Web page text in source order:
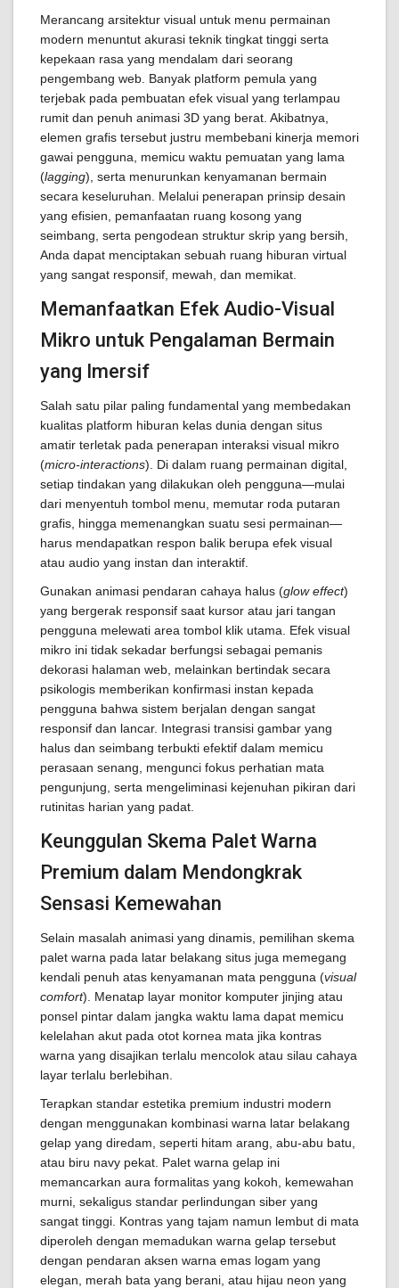
Merancang arsitektur visual untuk menu permainan
modern menuntut akurasi teknik tingkat tinggi serta
kepekaan rasa yang mendalam dari seorang
pengembang web. Banyak platform pemula yang
terjebak pada pembuatan efek visual yang terlampau
rumit dan penuh animasi 3D yang berat. Akibatnya,
elemen grafis tersebut justru membebani kinerja memori
gawai pengguna, memicu waktu pemuatan yang lama
(lagging), serta menurunkan kenyamanan bermain
secara keseluruhan. Melalui penerapan prinsip desain
yang efisien, pemanfaatan ruang kosong yang
seimbang, serta pengodean struktur skrip yang bersih,
Anda dapat menciptakan sebuah ruang hiburan virtual
yang sangat responsif, mewah, dan memikat.
Memanfaatkan Efek Audio-Visual
Mikro untuk Pengalaman Bermain
yang Imersif
Salah satu pilar paling fundamental yang membedakan
kualitas platform hiburan kelas dunia dengan situs
amatir terletak pada penerapan interaksi visual mikro
(micro-interactions). Di dalam ruang permainan digital,
setiap tindakan yang dilakukan oleh pengguna—mulai
dari menyentuh tombol menu, memutar roda putaran
grafis, hingga memenangkan suatu sesi permainan—
harus mendapatkan respon balik berupa efek visual
atau audio yang instan dan interaktif.
Gunakan animasi pendaran cahaya halus (glow effect)
yang bergerak responsif saat kursor atau jari tangan
pengguna melewati area tombol klik utama. Efek visual
mikro ini tidak sekadar berfungsi sebagai pemanis
dekorasi halaman web, melainkan bertindak secara
psikologis memberikan konfirmasi instan kepada
pengguna bahwa sistem berjalan dengan sangat
responsif dan lancar. Integrasi transisi gambar yang
halus dan seimbang terbukti efektif dalam memicu
perasaan senang, mengunci fokus perhatian mata
pengunjung, serta mengeliminasi kejenuhan pikiran dari
rutinitas harian yang padat.
Keunggulan Skema Palet Warna
Premium dalam Mendongkrak
Sensasi Kemewahan
Selain masalah animasi yang dinamis, pemilihan skema
palet warna pada latar belakang situs juga memegang
kendali penuh atas kenyamanan mata pengguna (visual
comfort). Menatap layar monitor komputer jinjing atau
ponsel pintar dalam jangka waktu lama dapat memicu
kelelahan akut pada otot kornea mata jika kontras
warna yang disajikan terlalu mencolok atau silau cahaya
layar terlalu berlebihan.
Terapkan standar estetika premium industri modern
dengan menggunakan kombinasi warna latar belakang
gelap yang diredam, seperti hitam arang, abu-abu batu,
atau biru navy pekat. Palet warna gelap ini
memancarkan aura formalitas yang kokoh, kemewahan
murni, sekaligus standar perlindungan siber yang
sangat tinggi. Kontras yang tajam namun lembut di mata
diperoleh dengan memadukan warna gelap tersebut
dengan pendaran aksen warna emas logam yang
elegan, merah bata yang berani, atau hijau neon yang